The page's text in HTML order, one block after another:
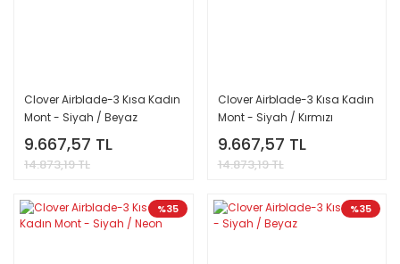
Clover Airblade-3 Kısa Kadın
Mont - Siyah / Beyaz
9.667,57 TL
14.873,19 TL
Clover Airblade-3 Kısa Kadın
Mont - Siyah / Kırmızı
9.667,57 TL
14.873,19 TL
%35 %35